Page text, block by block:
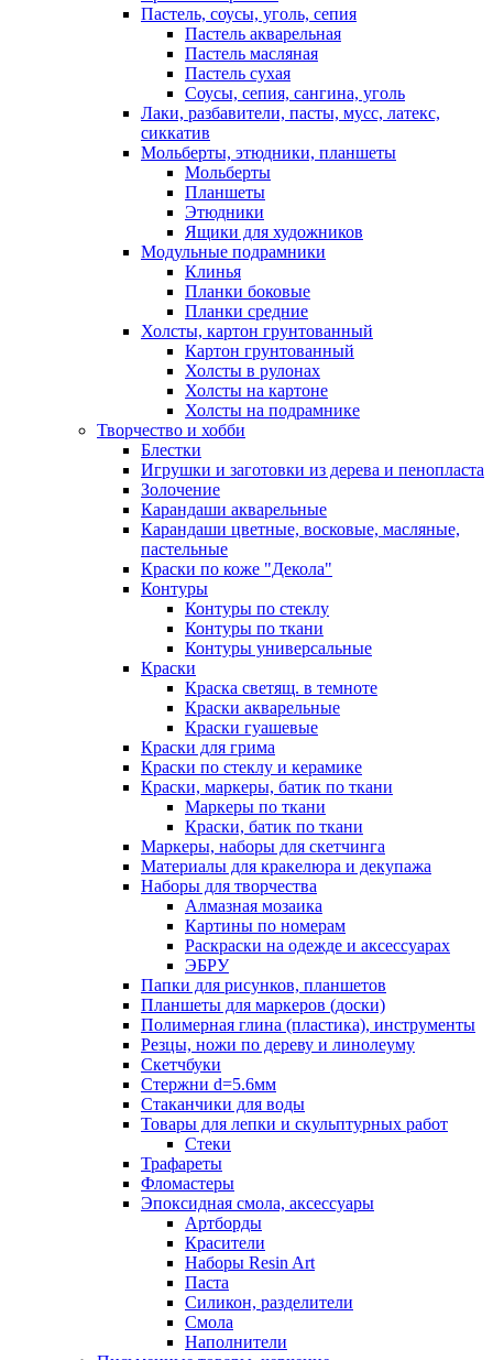
Пастель, соусы, уголь, сепия
Пастель акварельная
Пастель масляная
Пастель сухая
Соусы, сепия, сангина, уголь
Лаки, разбавители, пасты, мусс, латекс,
сиккатив
Мольберты, этюдники, планшеты
Мольберты
Планшеты
Этюдники
Ящики для художников
Модульные подрамники
Клинья
Планки боковые
Планки средние
Холсты, картон грунтованный
Картон грунтованный
Холсты в рулонах
Холсты на картоне
Холсты на подрамнике
Творчество и хобби
Блестки
Игрушки и заготовки из дерева и пенопласта
Золочение
Карандаши акварельные
Карандаши цветные, восковые, масляные,
пастельные
Краски по коже "Декола"
Контуры
Контуры по стеклу
Контуры по ткани
Контуры универсальные
Краски
Краска светящ. в темноте
Краски акварельные
Краски гуашевые
Краски для грима
Краски по стеклу и керамике
Краски, маркеры, батик по ткани
Маркеры по ткани
Краски, батик по ткани
Маркеры, наборы для скетчинга
Материалы для кракелюра и декупажа
Наборы для творчества
Алмазная мозаика
Картины по номерам
Раскраски на одежде и аксессуарах
ЭБРУ
Папки для рисунков, планшетов
Планшеты для маркеров (доски)
Полимерная глина (пластика), инструменты
Резцы, ножи по дереву и линолеуму
Скетчбуки
Стержни d=5.6мм
Стаканчики для воды
Товары для лепки и скульптурных работ
Стеки
Трафареты
Фломастеры
Эпоксидная смола, аксессуары
Артборды
Красители
Наборы Resin Art
Паста
Силикон, разделители
Смола
Наполнители